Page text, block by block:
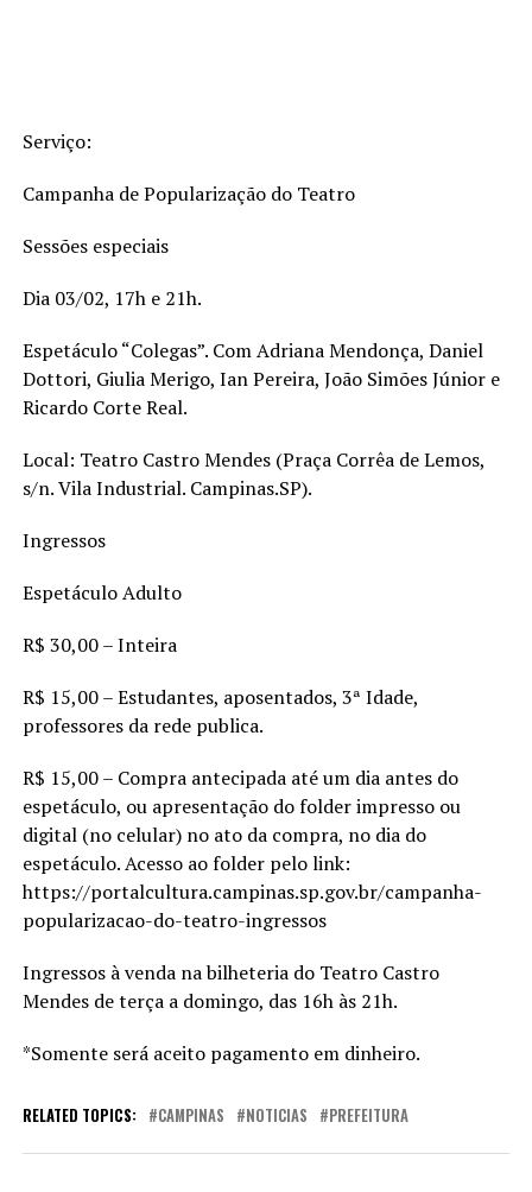
Serviço:
Campanha de Popularização do Teatro
Sessões especiais
Dia 03/02, 17h e 21h.
Espetáculo “Colegas”. Com Adriana Mendonça, Daniel
Dottori, Giulia Merigo, Ian Pereira, João Simões Júnior e
Ricardo Corte Real.
Local: Teatro Castro Mendes (Praça Corrêa de Lemos,
s/n. Vila Industrial. Campinas.SP).
Ingressos
Espetáculo Adulto
R$ 30,00 – Inteira
R$ 15,00 – Estudantes, aposentados, 3ª Idade,
professores da rede publica.
R$ 15,00 – Compra antecipada até um dia antes do
espetáculo, ou apresentação do folder impresso ou
digital (no celular) no ato da compra, no dia do
espetáculo. Acesso ao folder pelo link:
https://portalcultura.campinas.sp.gov.br/campanha-
popularizacao-do-teatro-ingressos
Ingressos à venda na bilheteria do Teatro Castro
Mendes de terça a domingo, das 16h às 21h.
*Somente será aceito pagamento em dinheiro.
RELATED TOPICS: CAMPINAS NOTICIAS PREFEITURA